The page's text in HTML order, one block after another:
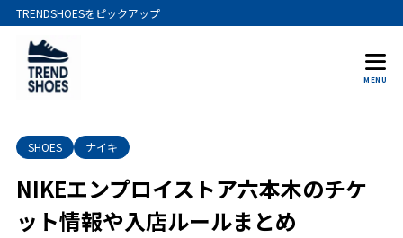
TRENDSHOESをピックアップ
MENU
SHOES ナイキ
NIKEエンプロイストア六本木のチケ
ット情報や入店ルールまとめ